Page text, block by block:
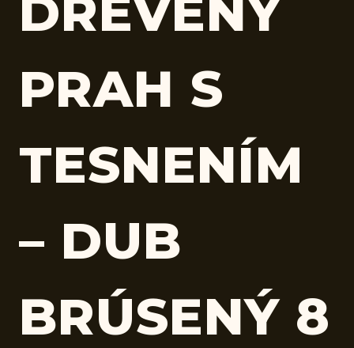
DREVENÝ
PRAH S
TESNENÍM
– DUB
BRÚSENÝ 8